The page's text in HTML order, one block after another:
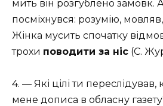
мить він розгублено замовк.
посміхнувся: розумію,
Жінка мусить спочатку
трохи поводити за ніс (С.
4. — Які цілі ти
мене дописа в обласну